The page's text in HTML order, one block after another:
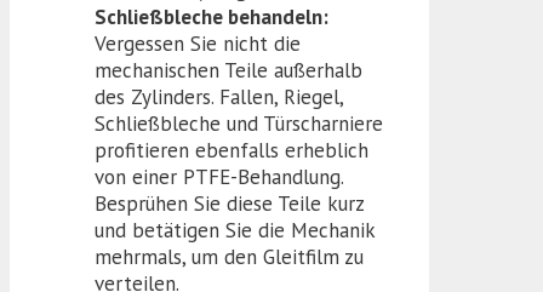
Schließbleche behandeln:
Vergessen Sie nicht die
mechanischen Teile außerhalb
des Zylinders. Fallen, Riegel,
Schließbleche und Türscharniere
profitieren ebenfalls erheblich
von einer PTFE-Behandlung.
Besprühen Sie diese Teile kurz
und betätigen Sie die Mechanik
mehrmals, um den Gleitfilm zu
verteilen.